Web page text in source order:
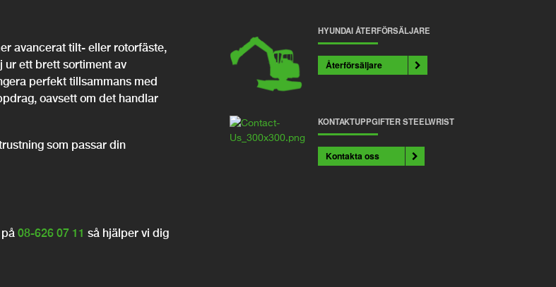
avancerat tilt- eller rotorfäste,
ur ett brett sortiment av
perfekt tillsammans med
oavsett om det handlar
som passar din
08-626 07 11 så hjälper vi dig
HYUNDAI ÅTERFÖRSÄLJARE
Återförsäljare
KONTAKTUPPGIFTER STEELWRIST
Kontakta oss